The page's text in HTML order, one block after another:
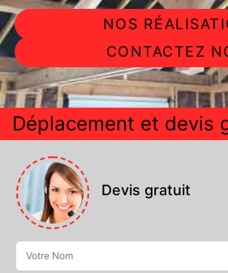
NOS
CONTACTEZ
Déplacement et devis
Devis gratuit